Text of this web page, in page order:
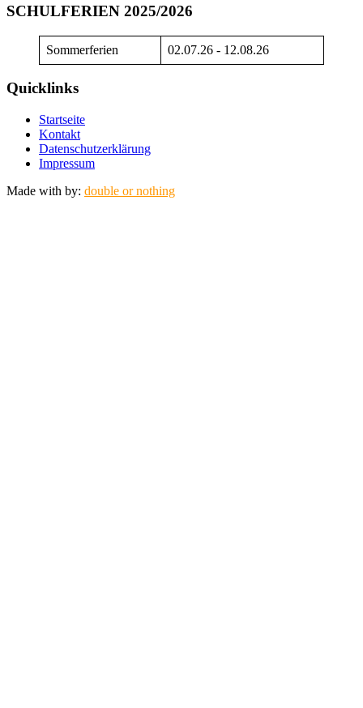
SCHULFERIEN 2025/2026
Sommerferien 02.07.26 - 12.08.26
Quicklinks
Startseite
Kontakt
Datenschutzerklärung
Impressum
Made with by: double or nothing